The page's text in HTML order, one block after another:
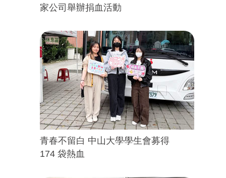
家公司舉辦捐血活動
青春不留白 中山大學學生會募得
174 袋熱血